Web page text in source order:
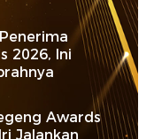
2026, Ini
Awards
Jalankan